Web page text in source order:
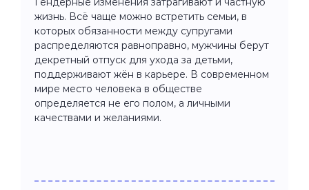
жизнь. Всё чаще можно встретить семьи, в
которых обязанности между супругами
распределяются равноправно, мужчины берут
декретный отпуск для ухода за детьми,
поддерживают жён в карьере. В современном
мире место человека в обществе
определяется не его полом, а личными
качествами и желаниями.